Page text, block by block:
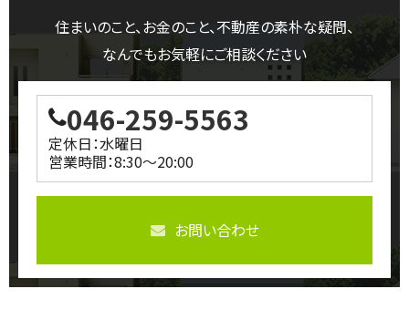
住まいのこと、お金のこと、不動産の素朴な疑問、
なんでもお気軽にご相談ください
046-259-5563
定休日：水曜日
営業時間：8:30～20:00
お問い合わせ